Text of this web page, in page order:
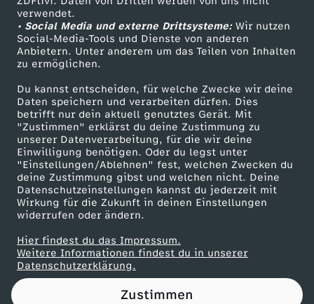
verwendet.
• Social Media und externe Drittsysteme:Wir nutzen
Social-Media-Tools und Dienste von anderen
Anbietern. Unter anderem um das Teilen von Inhalten
zu ermöglichen.
Du kannst entscheiden, für welche Zwecke wir deine
Daten speichern und verarbeiten dürfen. Dies
betrifft nur dein aktuell genutztes Gerät. Mit
"Zustimmen" erklärst du deine Zustimmung zu
unserer Datenverarbeitung, für die wir deine
Einwilligung benötigen. Oder du legst unter
"Einstellungen/Ablehnen" fest, welchen Zwecken du
deine Zustimmung gibst und welchen nicht. Deine
Datenschutzeinstellungen kannst du jederzeit mit
Wirkung für die Zukunft in deinen Einstellungen
widerrufen oder ändern.
Hier findest du das Impressum.
Weitere Informationen findest du in unserer
Datenschutzerklärung.
Zustimmen
n
g
g
e
g
e
n
S
c
ZDF Unternehmen
Karriere
ZDF goes Schule
Werbefernsehen
Mainzelmännchen
Partner